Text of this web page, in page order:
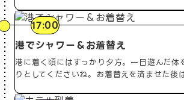
17:00
港でシャワー＆お着替え
港に着く頃にはすっかり夕方。一日遊んだ体
りとしてくださいね。お着替えを済ませた後